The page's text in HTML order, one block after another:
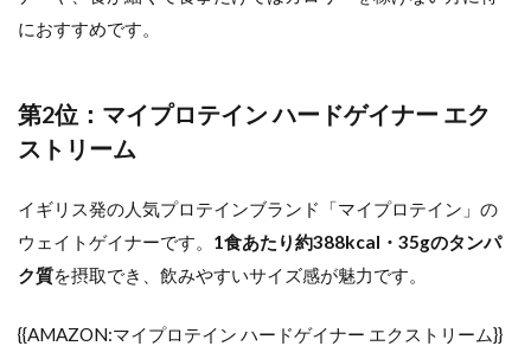
におすすめです。
第2位：マイプロテイン ハードゲイナー エク
ストリーム
イギリス発の人気プロテインブランド「マイプロテイン」の
ウェイトゲイナーです。 1食あたり約388kcal・35gのタンパ
ク質を摂取でき、飲みやすいサイズ感が魅力です。
{{AMAZON:マイプロテイン ハードゲイナー エクストリーム}}